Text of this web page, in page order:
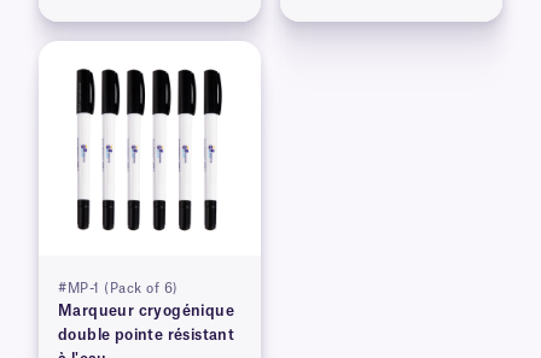
#MP-1 (Pack of 6)
Marqueur cryogénique
double pointe résistant